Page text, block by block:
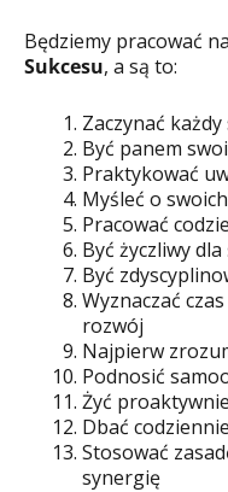
Będziemy pracować
Sukcesu, a są to:
Zaczynać
Być panem
Praktykować
Myśleć o
Pracować
Być życzliwy
Być
Wyznaczać
rozwój
Najpierw
Podnosić
Żyć proaktywnie
Dbać
Stosować
synergię